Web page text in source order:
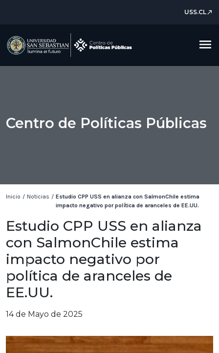
USS.CLnorth_east
menu
Centro de Políticas Públicas
Inicio / Noticias / Estudio CPP USS en alianza con SalmonChile estima
impacto negativo por política de aranceles de EE.UU.
Estudio CPP USS en alianza
con SalmonChile estima
impacto negativo por
política de aranceles de
EE.UU.
14 de Mayo de 2025